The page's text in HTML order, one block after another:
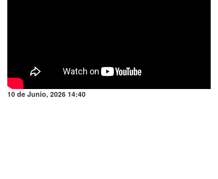
10 de Junio, 2026 14:40